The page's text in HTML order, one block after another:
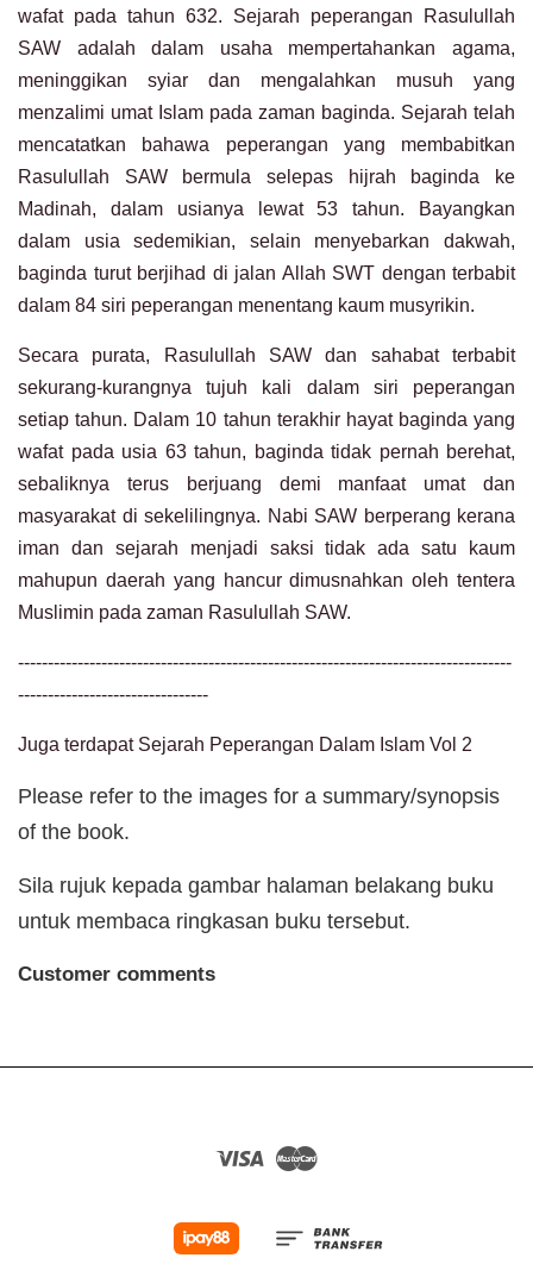
wafat pada tahun 632. Sejarah peperangan Rasulullah
SAW adalah dalam usaha mempertahankan agama,
meninggikan syiar dan mengalahkan musuh yang
menzalimi umat Islam pada zaman baginda. Sejarah telah
mencatatkan bahawa peperangan yang membabitkan
Rasulullah SAW bermula selepas hijrah baginda ke
Madinah, dalam usianya lewat 53 tahun. Bayangkan
dalam usia sedemikian, selain menyebarkan dakwah,
baginda turut berjihad di jalan Allah SWT dengan terbabit
dalam 84 siri peperangan menentang kaum musyrikin.
Secara purata, Rasulullah SAW dan sahabat terbabit
sekurang-kurangnya tujuh kali dalam siri peperangan
setiap tahun. Dalam 10 tahun terakhir hayat baginda yang
wafat pada usia 63 tahun, baginda tidak pernah berehat,
sebaliknya terus berjuang demi manfaat umat dan
masyarakat di sekelilingnya. Nabi SAW berperang kerana
iman dan sejarah menjadi saksi tidak ada satu kaum
mahupun daerah yang hancur dimusnahkan oleh tentera
Muslimin pada zaman Rasulullah SAW.
-----------------------------------------------------------------------------------
--------------------------------
Juga terdapat Sejarah Peperangan Dalam Islam Vol 2
Please refer to the images for a summary/synopsis
of the book.
Sila rujuk kepada gambar halaman belakang buku
untuk membaca ringkasan buku tersebut.
Customer comments
Visa